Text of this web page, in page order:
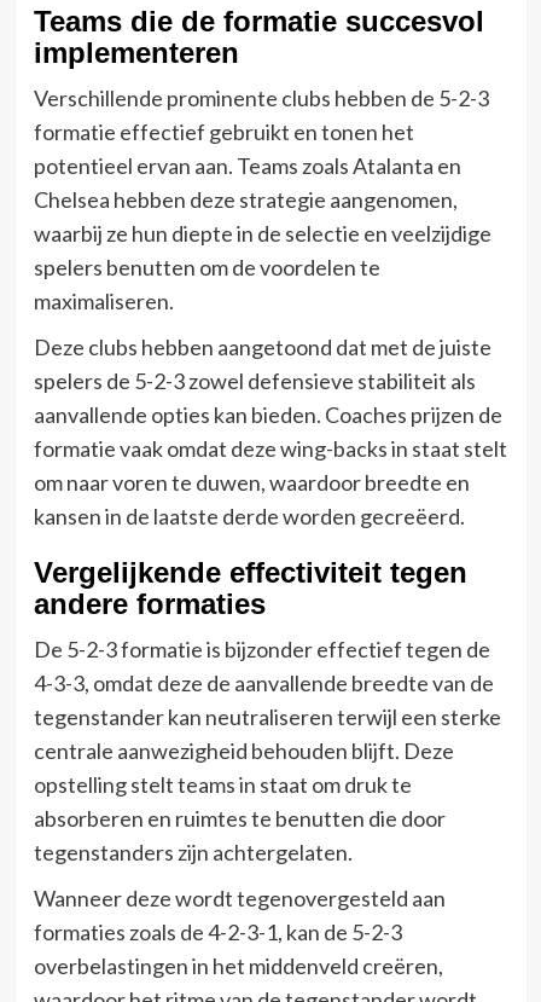
Teams die de formatie succesvol
implementeren
Verschillende prominente clubs hebben de 5-2-3
formatie effectief gebruikt en tonen het
potentieel ervan aan. Teams zoals Atalanta en
Chelsea hebben deze strategie aangenomen,
waarbij ze hun diepte in de selectie en veelzijdige
spelers benutten om de voordelen te
maximaliseren.
Deze clubs hebben aangetoond dat met de juiste
spelers de 5-2-3 zowel defensieve stabiliteit als
aanvallende opties kan bieden. Coaches prijzen de
formatie vaak omdat deze wing-backs in staat stelt
om naar voren te duwen, waardoor breedte en
kansen in de laatste derde worden gecreëerd.
Vergelijkende effectiviteit tegen
andere formaties
De 5-2-3 formatie is bijzonder effectief tegen de
4-3-3, omdat deze de aanvallende breedte van de
tegenstander kan neutraliseren terwijl een sterke
centrale aanwezigheid behouden blijft. Deze
opstelling stelt teams in staat om druk te
absorberen en ruimtes te benutten die door
tegenstanders zijn achtergelaten.
Wanneer deze wordt tegenovergesteld aan
formaties zoals de 4-2-3-1, kan de 5-2-3
overbelastingen in het middenveld creëren,